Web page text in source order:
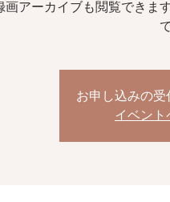
画アーカイブも閲覧できま
お申し込みの受
イベント